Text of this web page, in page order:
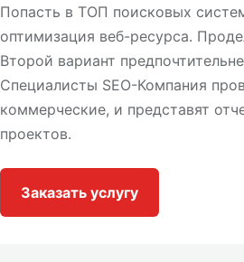
Попасть в ТОП поисковых
оптимизация веб-ресурса.
Второй вариант
Специалисты SEO-Компания
коммерческие, и представят
проектов.
Заказать услугу